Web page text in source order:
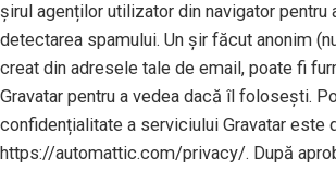
șirul agenților utilizator din navigator pentru
detectarea spamului. Un șir făcut anonim
creat din adresele tale de email, poate fi
Gravatar pentru a vedea dacă îl folosești.
confidențialitate a serviciului Gravatar este
https://automattic.com/privacy/. După